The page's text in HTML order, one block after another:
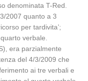
denominata T-Red.
2007 quanto a 3
per tardivita’;
verbale.
era parzialmente
del 4/3/2009 che
ai tre verbali e